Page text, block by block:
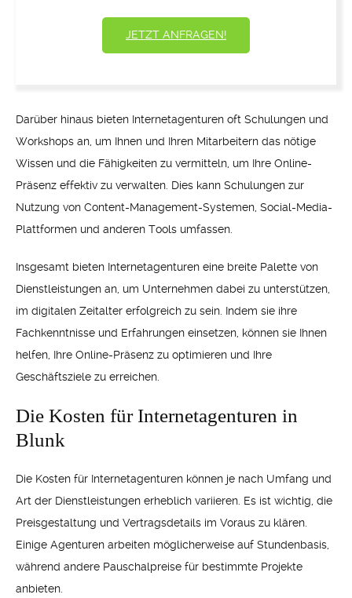
JETZT ANFRAGEN!
Darüber hinaus bieten Internetagenturen oft Schulungen und
Workshops an, um Ihnen und Ihren Mitarbeitern das nötige
Wissen und die Fähigkeiten zu vermitteln, um Ihre Online-
Präsenz effektiv zu verwalten. Dies kann Schulungen zur
Nutzung von Content-Management-Systemen, Social-Media-
Plattformen und anderen Tools umfassen.
Insgesamt bieten Internetagenturen eine breite Palette von
Dienstleistungen an, um Unternehmen dabei zu unterstützen,
im digitalen Zeitalter erfolgreich zu sein. Indem sie ihre
Fachkenntnisse und Erfahrungen einsetzen, können sie Ihnen
helfen, Ihre Online-Präsenz zu optimieren und Ihre
Geschäftsziele zu erreichen.
Die Kosten für Internetagenturen in
Blunk
Die Kosten für Internetagenturen können je nach Umfang und
Art der Dienstleistungen erheblich variieren. Es ist wichtig, die
Preisgestaltung und Vertragsdetails im Voraus zu klären.
Einige Agenturen arbeiten möglicherweise auf Stundenbasis,
während andere Pauschalpreise für bestimmte Projekte
anbieten.